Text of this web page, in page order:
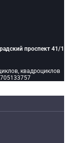
проспект 41/1
квадроциклов